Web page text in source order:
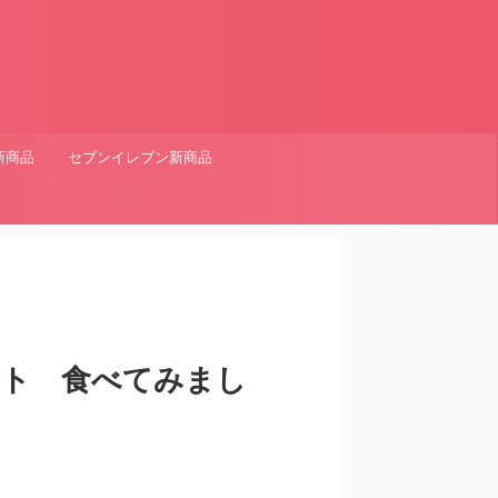
商品 セブンイレブン新商品
食べてみまし